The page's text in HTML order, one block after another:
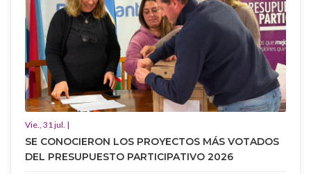
Vie., 31 jul. |
SE CONOCIERON LOS PROYECTOS MÁS VOTADOS
DEL PRESUPUESTO PARTICIPATIVO 2026